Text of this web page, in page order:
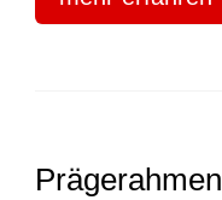
Prägerahmen